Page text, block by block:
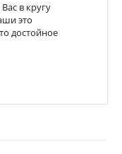
в кругу
это
достойное